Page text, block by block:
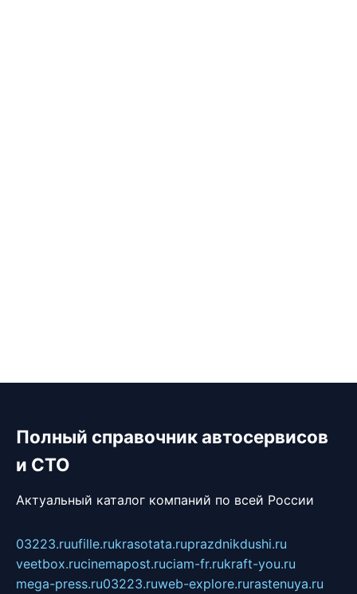
Полный справочник автосервисов
и СТО
Актуальный каталог компаний по всей России
03223.ruufille.rukrasotata.ruprazdnikdushi.ru
veetbox.rucinemapost.ruciam-fr.rukraft-you.ru
mega-press.ru03223.ruweb-explore.rurastenuya.ru